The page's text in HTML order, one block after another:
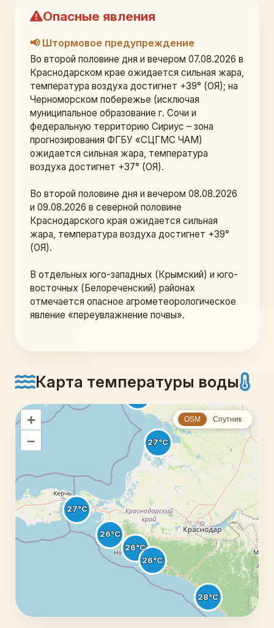
Опасные явления
📢 Штормовое предупреждение
Во второй половине дня и вечером 07.08.2026 в
Краснодарском крае ожидается сильная жара,
температура воздуха достигнет +39° (ОЯ); на
Черноморском побережье (исключая
муниципальное образование г. Сочи и
федеральную территорию Сириус – зона
прогнозирования ФГБУ «СЦГМС ЧАМ)
ожидается сильная жара, температура
воздуха достигнет +37° (ОЯ).
Во второй половине дня и вечером 08.08.2026
и 09.08.2026 в северной половине
Краснодарского края ожидается сильная
жара, температура воздуха достигнет +39°
(ОЯ).
В отдельных юго-западных (Крымский) и юго-
восточных (Белореченский) районах
отмечается опасное агрометеорологическое
явление «переувлажнение почвы».
Карта температуры воды
OSM Спутник
+
–